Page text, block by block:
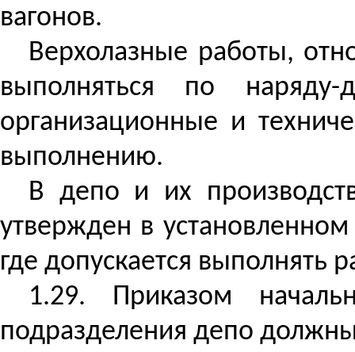
вагонов.
Верхолазные работы,
выполняться по
организационные и
выполнению.
В депо и их
утвержден в
где допускается выполнять
1.29. Приказом
подразделения депо